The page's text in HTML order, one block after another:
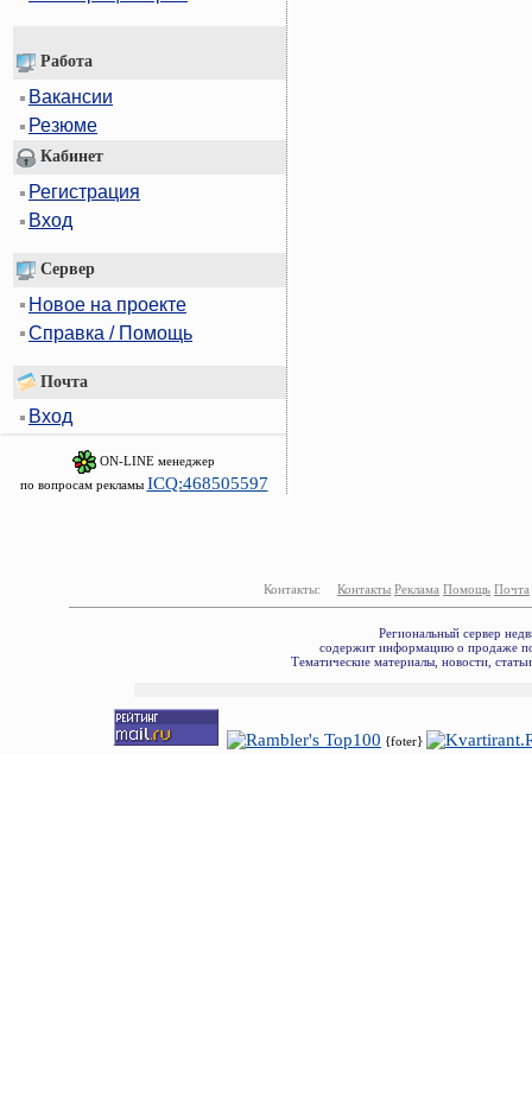
Работа
Вакансии
Резюме
Кабинет
Регистрация
Вход
Сервер
Новое на проекте
Справка / Помощь
Почта
Вход
ON-LINE менеджер
по вопросам рекламы ICQ:468505597
Контакты: Контакты Реклама Помощь Почта
Региональный сервер
содержит информацию о продаже
Тематические материалы, новости,
{foter}